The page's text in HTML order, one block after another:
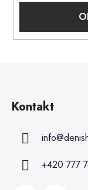
Kontakt
info@
+420 777